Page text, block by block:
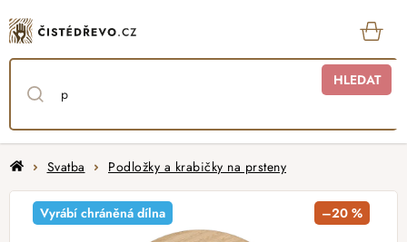
na
obsah
HLEDAT
DomůSvatba Podložky a krabičky na prsteny
Vyrábí chráněná dílna –20 %